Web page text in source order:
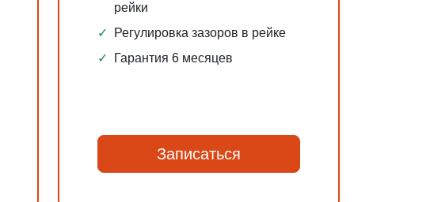
рейки
✓
Регулировка зазоров в рейке
✓
Гарантия 6 месяцев
Записаться